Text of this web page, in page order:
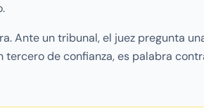
Ante un tribunal, el juez pregunta
de confianza, es palabra